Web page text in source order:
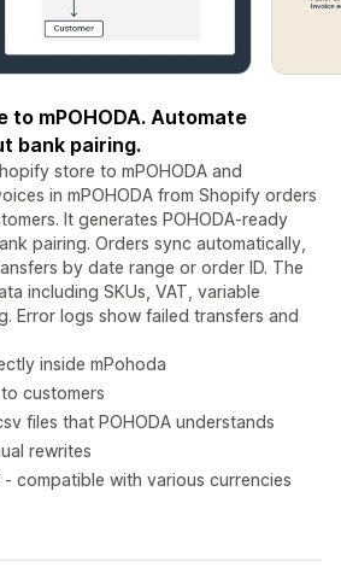
to mPOHODA. Automate
bank pairing.
store to mPOHODA and
in mPOHODA from Shopify orders
It generates POHODA-ready
pairing. Orders sync automatically,
by date range or order ID. The
including SKUs, VAT, variable
Error logs show failed transfers and
inside mPohoda
customers
files that POHODA understands
rewrites
- compatible with various currencies